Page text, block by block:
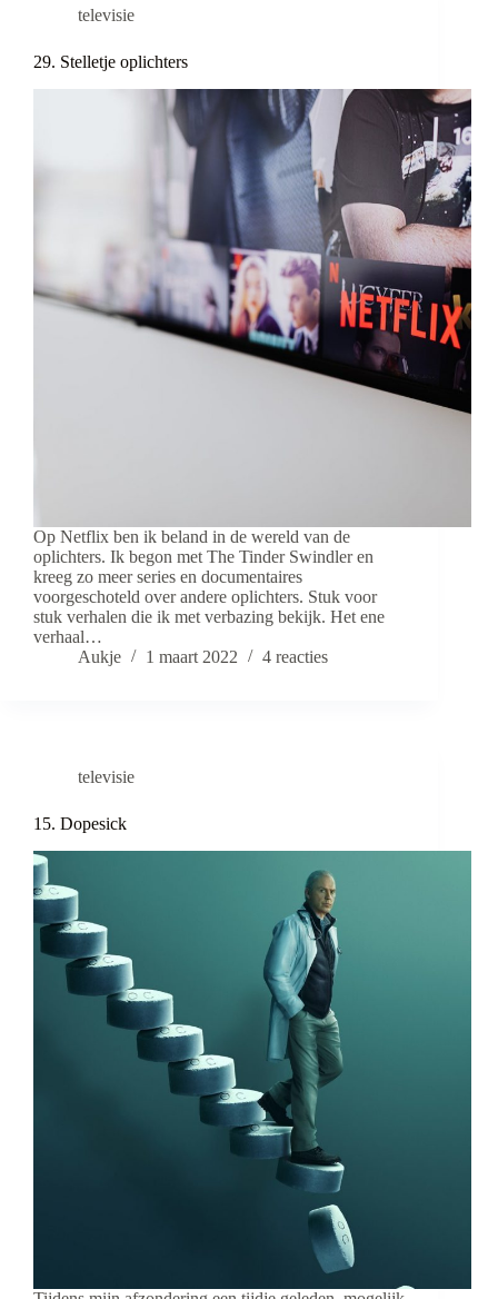
televisie
29. Stelletje oplichters
Op Netflix ben ik beland in de wereld van de
oplichters. Ik begon met The Tinder Swindler en
kreeg zo meer series en documentaires
voorgeschoteld over andere oplichters. Stuk voor
stuk verhalen die ik met verbazing bekijk. Het ene
verhaal…
Aukje
1 maart 2022 4 reacties
televisie
15. Dopesick